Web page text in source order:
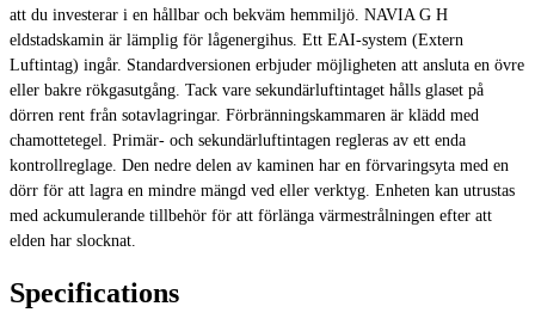
att du investerar i en hållbar och bekväm hemmiljö. NAVIA G H
eldstadskamin är lämplig för lågenergihus. Ett EAI-system (Extern
Luftintag) ingår. Standardversionen erbjuder möjligheten att ansluta en övre
eller bakre rökgasutgång. Tack vare sekundärluftintaget hålls glaset på
dörren rent från sotavlagringar. Förbränningskammaren är klädd med
chamottetegel. Primär- och sekundärluftintagen regleras av ett enda
kontrollreglage. Den nedre delen av kaminen har en förvaringsyta med en
dörr för att lagra en mindre mängd ved eller verktyg. Enheten kan utrustas
med ackumulerande tillbehör för att förlänga värmestrålningen efter att
elden har slocknat.
Specifications